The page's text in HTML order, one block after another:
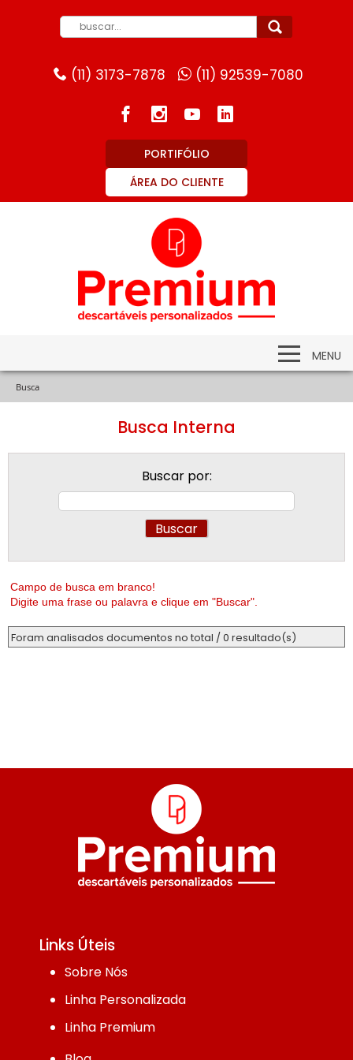
(11) 3173-7878 (11) 92539-7080
PORTIFÓLIO
ÁREA DO CLIENTE
MENU
Busca
Busca Interna
Buscar por:
Campo de busca em branco!
Digite uma frase ou palavra e clique em "Buscar".
Foram analisados documentos no total / 0 resultado(s)
Links Úteis
Sobre Nós
Linha Personalizada
Linha Premium